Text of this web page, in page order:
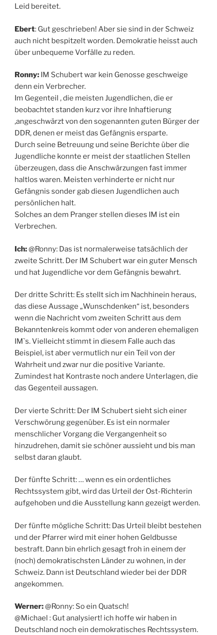
Leid bereitet.
Ebert: Gut geschrieben! Aber sie sind in der Schweiz
auch nicht bespitzelt worden. Demokratie heisst auch
über unbequeme Vorfälle zu reden.
Ronny: IM Schubert war kein Genosse geschweige
denn ein Verbrecher.
Im Gegenteil , die meisten Jugendlichen, die er
beobachtet standen kurz vor ihre Inhaftierung
,angeschwärzt von den sogenannten guten Bürger der
DDR, denen er meist das Gefängnis ersparte.
Durch seine Betreuung und seine Berichte über die
Jugendliche konnte er meist der staatlichen Stellen
überzeugen, dass die Anschwärzungen fast immer
haltlos waren. Meisten verhinderte er nicht nur
Gefängnis sonder gab diesen Jugendlichen auch
persönlichen halt.
Solches an dem Pranger stellen dieses IM ist ein
Verbrechen.
Ich:@Ronny: Das ist normalerweise tatsächlich der
zweite Schritt. Der IM Schubert war ein guter Mensch
und hat Jugendliche vor dem Gefängnis bewahrt.
Der dritte Schritt: Es stellt sich im Nachhinein heraus,
das diese Aussage „Wunschdenken“ ist, besonders
wenn die Nachricht vom zweiten Schritt aus dem
Bekanntenkreis kommt oder von anderen ehemaligen
IM`s. Vielleicht stimmt in diesem Falle auch das
Beispiel, ist aber vermutlich nur ein Teil von der
Wahrheit und zwar nur die positive Variante.
Zumindest hat Kontraste noch andere Unterlagen, die
das Gegenteil aussagen.
Der vierte Schritt: Der IM Schubert sieht sich einer
Verschwörung gegenüber. Es ist ein normaler
menschlicher Vorgang die Vergangenheit so
hinzudrehen, damit sie schöner aussieht und bis man
selbst daran glaubt.
Der fünfte Schritt: … wenn es ein ordentliches
Rechtssystem gibt, wird das Urteil der Ost-Richterin
aufgehoben und die Ausstellung kann gezeigt werden.
Der fünfte mögliche Schritt: Das Urteil bleibt bestehen
und der Pfarrer wird mit einer hohen Geldbusse
bestraft. Dann bin ehrlich gesagt froh in einem der
(noch) demokratischsten Länder zu wohnen, in der
Schweiz. Dann ist Deutschland wieder bei der DDR
angekommen.
Werner:@Ronny: So ein Quatsch!
@Michael : Gut analysiert! ich hoffe wir haben in
Deutschland noch ein demokratisches Rechtssystem.